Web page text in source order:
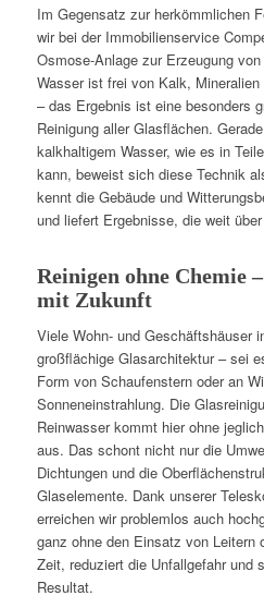
Im Gegensatz zur herkömmlichen
wir bei der Immobilienservice
Osmose-Anlage zur Erzeugung
Wasser ist frei von Kalk,
– das Ergebnis ist eine besonders
Reinigung aller Glasflächen.
kalkhaltigem Wasser, wie es in
kann, beweist sich diese Technik
kennt die Gebäude und
und liefert Ergebnisse, die weit
Reinigen ohne Chemie
mit Zukunft
Viele Wohn- und Geschäftshäuser
großflächige Glasarchitektur – sei
Form von Schaufenstern oder an
Sonneneinstrahlung. Die
Reinwasser kommt hier ohne
aus. Das schont nicht nur die
Dichtungen und die
Glaselemente. Dank unserer
erreichen wir problemlos auch
ganz ohne den Einsatz von Leitern
Zeit, reduziert die Unfallgefahr und
Resultat.